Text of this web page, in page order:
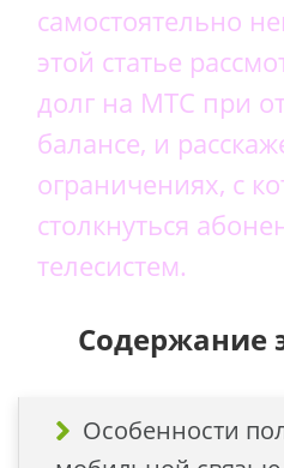
самостоятельно
этой статье
долг на МТС при
балансе, и
ограничениях, с
столкнуться
телесистем.
Содержание
Особенности